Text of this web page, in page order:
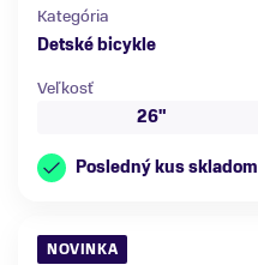
Kategória
Detské bicykle
Veľkosť
26"
Posledný kus skladom
NOVINKA